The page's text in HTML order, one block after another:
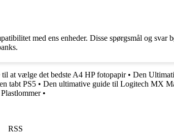
med ens enheder. Disse spørgsmål og
at vælge det bedste A4 HP fotopapir• Den
tabt PS5 • Den ultimative guide til Logitech MX
•
RSS